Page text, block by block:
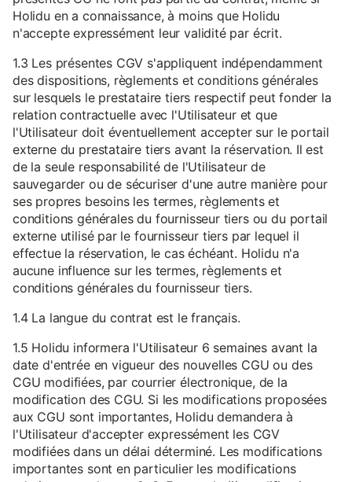
Holidu en a connaissance, à moins que Holidu
n'accepte expressément leur validité par écrit.
1.3 Les présentes CGV s'appliquent indépendamment
des dispositions, règlements et conditions générales
sur lesquels le prestataire tiers respectif peut fonder la
relation contractuelle avec l'Utilisateur et que
l'Utilisateur doit éventuellement accepter sur le portail
externe du prestataire tiers avant la réservation. Il est
de la seule responsabilité de l'Utilisateur de
sauvegarder ou de sécuriser d'une autre manière pour
ses propres besoins les termes, règlements et
conditions générales du fournisseur tiers ou du portail
externe utilisé par le fournisseur tiers par lequel il
effectue la réservation, le cas échéant. Holidu n'a
aucune influence sur les termes, règlements et
conditions générales du fournisseur tiers.
1.4 La langue du contrat est le français.
1.5 Holidu informera l'Utilisateur 6 semaines avant la
date d'entrée en vigueur des nouvelles CGU ou des
CGU modifiées, par courrier électronique, de la
modification des CGU. Si les modifications proposées
aux CGU sont importantes, Holidu demandera à
l'Utilisateur d'accepter expressément les CGV
modifiées dans un délai déterminé. Les modifications
importantes sont en particulier les modifications